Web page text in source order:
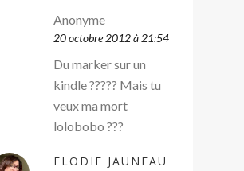
Anonyme
20 octobre 2012 à 21:54
Du marker sur un
kindle ????? Mais tu
veux ma mort
lolobobo ???
ELODIE JAUNEAU